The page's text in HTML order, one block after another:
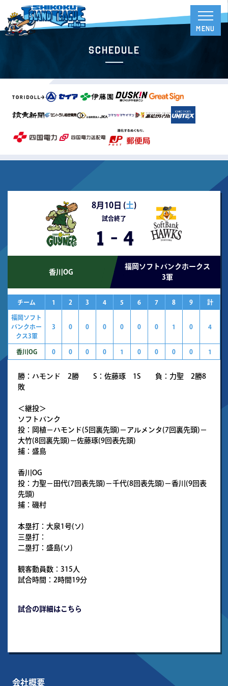
Schedule
8月10日 (土)
試合終了
1 - 4
香川OG
福岡ソフトバンクホークス
3軍
チーム 1 2 3 4 5 6 7 8 9 計
福岡ソフト
バンクホー
クス3軍
3 0 0 0 0 0 0 1 0 4
香川OG 0 0 0 0 1 0 0 0 0 1
勝：ハモンド 2勝 S：佐藤琢 1S 負：力聖 2勝8
敗
＜継投＞
ソフトバンク
投：岡植－ハモンド(5回裏先頭)－アルメンタ(7回裏先頭)－
大竹(8回裏先頭)－佐藤琢(9回表先頭)
捕：盛島
香川OG
投：力聖－田代(7回表先頭)－千代(8回表先頭)－香川(9回表
先頭)
捕：磯村
本塁打：大泉1号(ソ)
三塁打：
二塁打：盛島(ソ)
観客動員数：315人
試合時間：2時間19分
試合の詳細はこちら
会社概要